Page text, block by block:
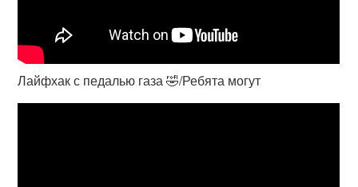
Лайфхак с педалью газа 🤣/Ребята могут